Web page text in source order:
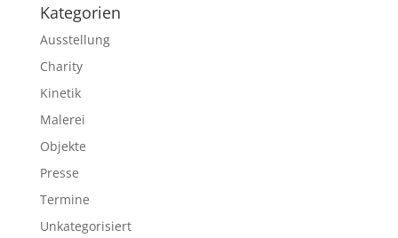
Kategorien
Ausstellung
Charity
Kinetik
Malerei
Objekte
Presse
Termine
Unkategorisiert